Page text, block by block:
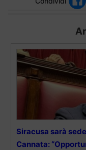
Siracusa sarà
Cannata: